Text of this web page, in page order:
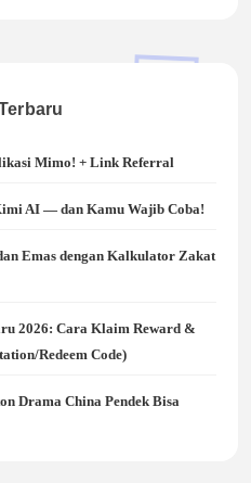
Mimo! + Link Referral
AI — dan Kamu Wajib Coba!
Emas dengan Kalkulator Zakat
2026: Cara Klaim Reward &
Redeem Code)
Drama China Pendek Bisa